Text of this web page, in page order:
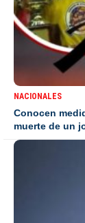
NACIONALES
Conocen
muerte de un